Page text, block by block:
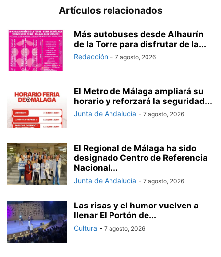
Artículos relacionados
Más autobuses desde Alhaurín
de la Torre para disfrutar de la...
Redacción - 7 agosto, 2026
El Metro de Málaga ampliará su
horario y reforzará la seguridad...
Junta de Andalucía - 7 agosto, 2026
El Regional de Málaga ha sido
designado Centro de Referencia
Nacional...
Junta de Andalucía - 7 agosto, 2026
Las risas y el humor vuelven a
llenar El Portón de...
Cultura - 7 agosto, 2026